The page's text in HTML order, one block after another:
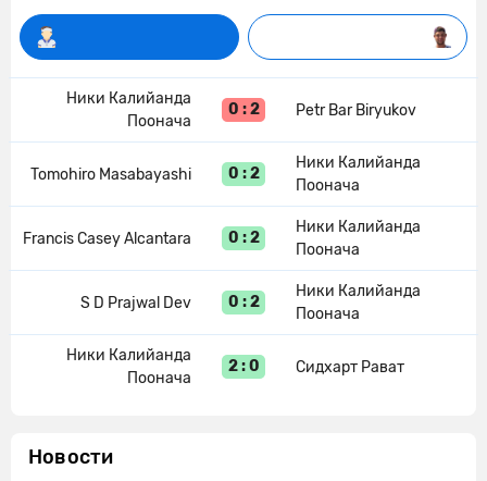
Ники Калийанда
Поонача
0 : 2 Petr Bar Biryukov
Tomohiro Masabayashi 0 : 2
Ники Калийанда
Поонача
Francis Casey Alcantara 0 : 2
Ники Калийанда
Поонача
S D Prajwal Dev 0 : 2
Ники Калийанда
Поонача
Ники Калийанда
Поонача
2 : 0 Сидхарт Рават
Новости